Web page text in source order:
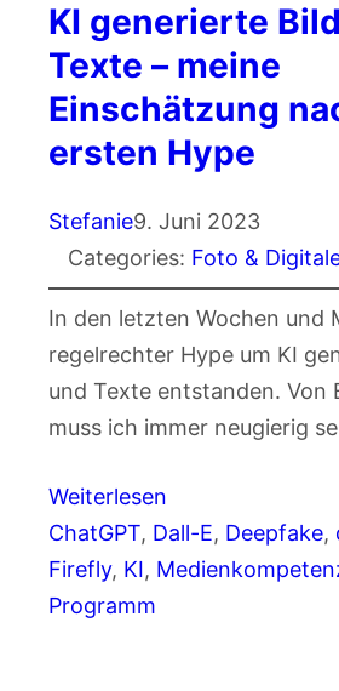
KI generierte
Texte – meine
Einschätzung
ersten Hype
Stefanie9. Juni 2023
Categories: Foto &
In den letzten Wochen und
regelrechter Hype um KI
und Texte entstanden. Von
muss ich immer neugierig
Weiterlesen
ChatGPT, Dall-E, Deepfake,
Firefly, KI,
Programm